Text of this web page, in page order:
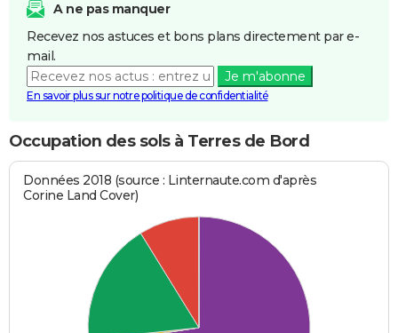
A ne pas manquer
Recevez nos astuces et bons plans directement par e-
mail.
Je m'abonne
En savoir plus sur notre politique de confidentialité
Occupation des sols à Terres de Bord
Données 2018 (source : Linternaute.com d'après
Corine Land Cover)